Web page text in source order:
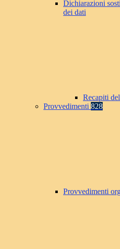
Dichiarazioni
dei dati
Recapiti
Provvedimenti 828
Provvedimenti